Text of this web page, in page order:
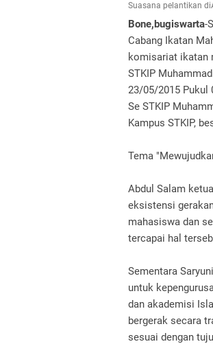
Suasana pelantikan
Bone,bugiswarta-
Cabang Ikatan
komisariat ikatan
STKIP
23/05/2015 Pukul
Se STKIP
Kampus STKIP,
Tema
Abdul Salam
eksistensi
mahasiswa dan
tercapai hal
Sementara
untuk
dan akademisi
bergerak secara
sesuai dengan